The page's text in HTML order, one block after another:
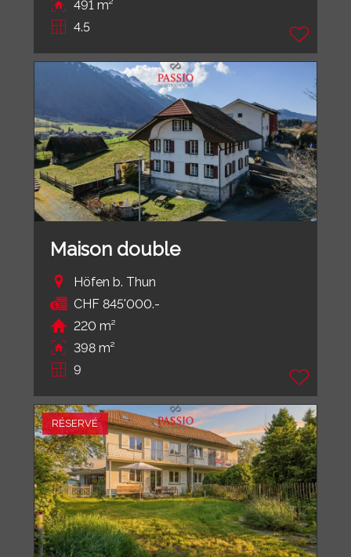
491 m²
4.5
Maison double
Höfen b. Thun
CHF 845'000.-
220 m²
398 m²
9
RÉSERVÉ